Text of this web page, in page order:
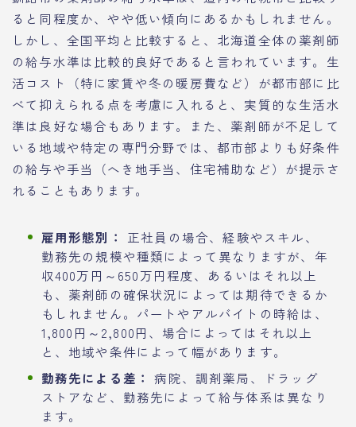
ると同程度か、やや低い傾向にあるかもしれません。
しかし、全国平均と比較すると、北海道全体の薬剤師
の給与水準は比較的良好であると言われています。生
活コスト（特に家賃や冬の暖房費など）が都市部に比
べて抑えられる点を考慮に入れると、実質的な生活水
準は良好な場合もあります。また、薬剤師が不足して
いる地域や特定の専門分野では、都市部よりも好条件
の給与や手当（へき地手当、住宅補助など）が提示さ
れることもあります。
雇用形態別：
正社員の場合、経験やスキル、
勤務先の規模や種類によって異なりますが、年
収400万円～650万円程度、あるいはそれ以上
も、薬剤師の確保状況によっては期待できるか
もしれません。パートやアルバイトの時給は、
1,800円～2,800円、場合によってはそれ以上
と、地域や条件によって幅があります。
勤務先による差： 病院、調剤薬局、ドラッグ
ストアなど、勤務先によって給与体系は異なり
ます。